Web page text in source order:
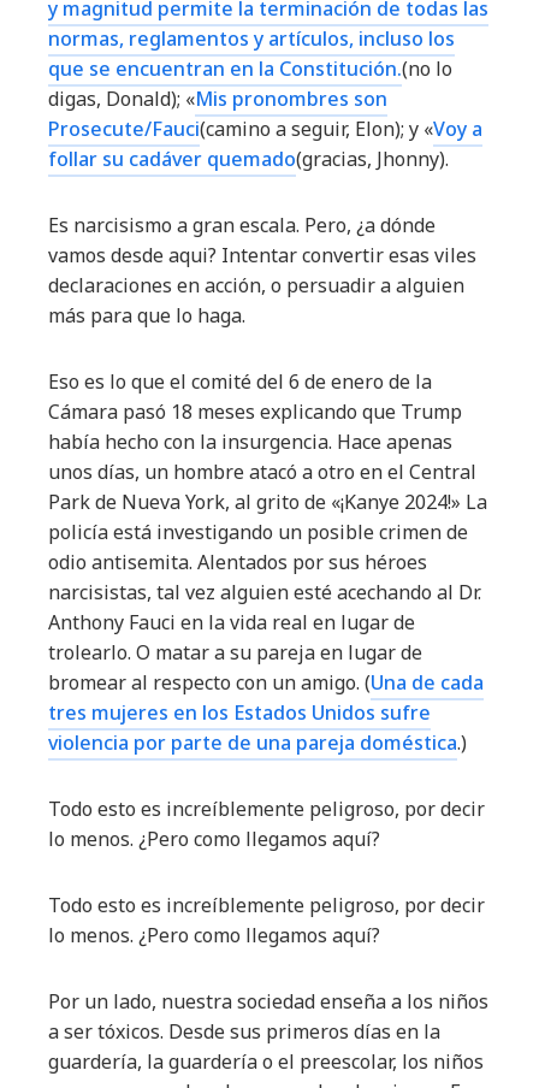
y magnitud permite la terminación de todas las
normas, reglamentos y artículos, incluso los
que se encuentran en la Constitución.(no lo
digas, Donald); «Mis pronombres son
Prosecute/Fauci(camino a seguir, Elon); y «Voy a
follar su cadáver quemado(gracias, Jhonny).
Es narcisismo a gran escala. Pero, ¿a dónde
vamos desde aqui? Intentar convertir esas viles
declaraciones en acción, o persuadir a alguien
más para que lo haga.
Eso es lo que el comité del 6 de enero de la
Cámara pasó 18 meses explicando que Trump
había hecho con la insurgencia. Hace apenas
unos días, un hombre atacó a otro en el Central
Park de Nueva York, al grito de «¡Kanye 2024!» La
policía está investigando un posible crimen de
odio antisemita. Alentados por sus héroes
narcisistas, tal vez alguien esté acechando al Dr.
Anthony Fauci en la vida real en lugar de
trolearlo. O matar a su pareja en lugar de
bromear al respecto con un amigo. (Una de cada
tres mujeres en los Estados Unidos sufre
violencia por parte de una pareja doméstica.)
Todo esto es increíblemente peligroso, por decir
lo menos. ¿Pero como llegamos aquí?
Todo esto es increíblemente peligroso, por decir
lo menos. ¿Pero como llegamos aquí?
Por un lado, nuestra sociedad enseña a los niños
a ser tóxicos. Desde sus primeros días en la
guardería, la guardería o el preescolar, los niños